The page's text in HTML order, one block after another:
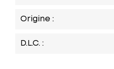
Origine :
D.L.C. :